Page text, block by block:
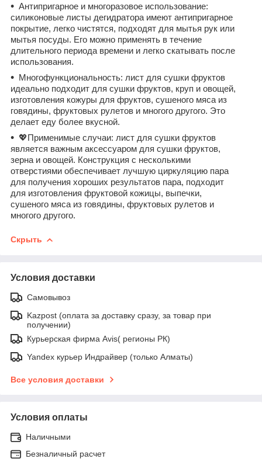
Антипригарное и многоразовое использование:
силиконовые листы дегидратора имеют антипригарное
покрытие, легко чистятся, подходят для мытья рук или
мытья посуды. Его можно применять в течение
длительного периода времени и легко скатывать после
использования.
Многофункциональность: лист для сушки фруктов
идеально подходит для сушки фруктов, круп и овощей,
изготовления кожуры для фруктов, сушеного мяса из
говядины, фруктовых рулетов и многого другого. Это
делает еду более вкусной.
💖Применимые случаи: лист для сушки фруктов
является важным аксессуаром для сушки фруктов,
зерна и овощей. Конструкция с несколькими
отверстиями обеспечивает лучшую циркуляцию пара
для получения хороших результатов пара, подходит
для изготовления фруктовой кожицы, выпечки,
сушеного мяса из говядины, фруктовых рулетов и
многого другого.
Скрыть
Условия доставки
Самовывоз
Kazpost (оплата за доставку сразу, за товар при
получении)
Курьерская фирма Avis( регионы РК)
Yandex курьер Индрайвер (только Алматы)
Все условия доставки
Условия оплаты
Наличными
Безналичный расчет